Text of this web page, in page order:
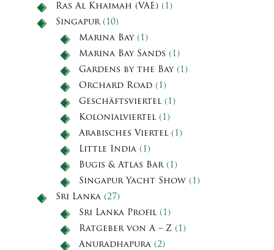
Ras Al Khaimah (VAE) (1)
Singapur(10)
Marina Bay(1)
Marina Bay Sands (1)
Gardens by the Bay(1)
Orchard Road (1)
Geschäftsviertel (1)
Kolonialviertel (1)
Arabisches Viertel (1)
Little India (1)
Bugis & Atlas Bar(1)
Singapur Yacht Show (1)
Sri Lanka (27)
Sri Lanka Profil (1)
Ratgeber von A – Z (1)
Anuradhapura (2)